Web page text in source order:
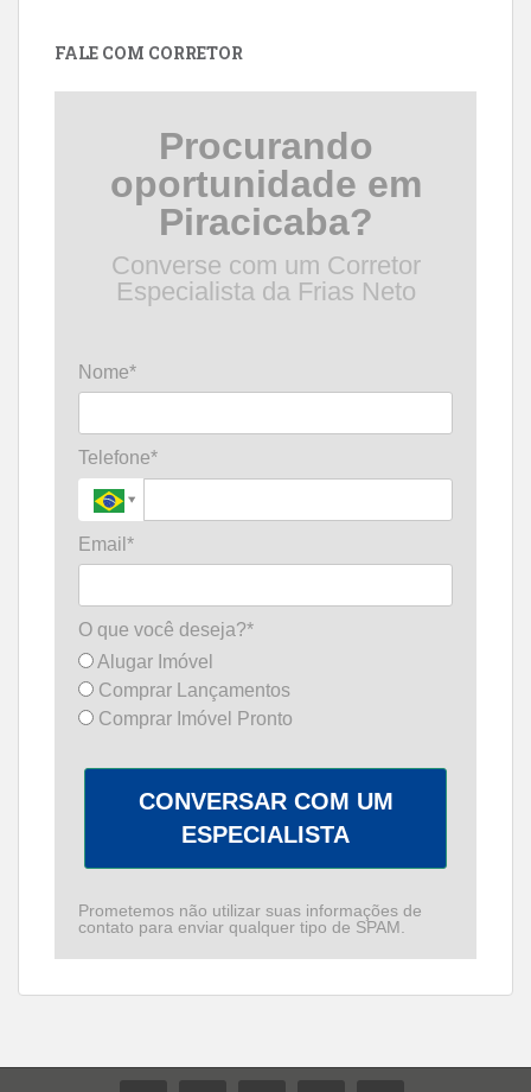
FALE COM CORRETOR
Procurando
oportunidade em
Piracicaba?
Converse com um Corretor
Especialista da Frias Neto
Nome*
Telefone*
Email*
O que você deseja?*
Alugar Imóvel
Comprar Lançamentos
Comprar Imóvel Pronto
CONVERSAR COM UM
ESPECIALISTA
Prometemos não utilizar suas informações de
contato para enviar qualquer tipo de SPAM.